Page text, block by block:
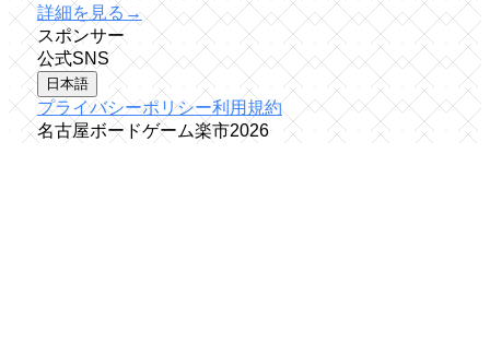
詳細を見る→
スポンサー
公式SNS
日本語
プライバシーポリシー利用規約
名古屋ボードゲーム楽市2026